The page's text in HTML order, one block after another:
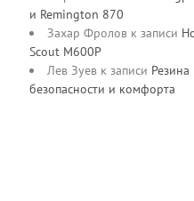
и Remington 870
Захар Фролов к записи
Scout M600P
Лев Зуев к записи
безопасности и комфорта